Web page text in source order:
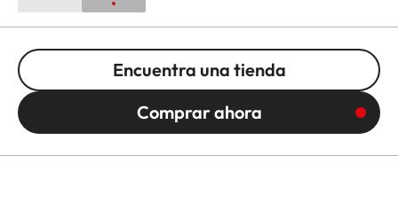
Encuentra una tienda
Comprar ahora